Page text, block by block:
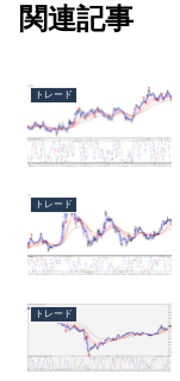
関連記事
トレード
トレード
トレード